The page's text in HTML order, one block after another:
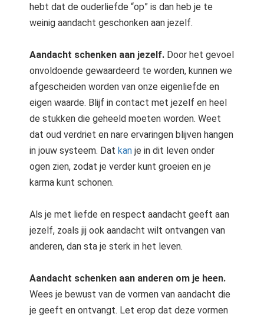
hebt dat de ouderliefde “op” is dan heb je te
weinig aandacht geschonken aan jezelf.
Aandacht schenken aan jezelf. Door het gevoel
onvoldoende gewaardeerd te worden, kunnen we
afgescheiden worden van onze eigenliefde en
eigen waarde. Blijf in contact met jezelf en heel
de stukken die geheeld moeten worden. Weet
dat oud verdriet en nare ervaringen blijven hangen
in jouw systeem. Dat kan je in dit leven onder
ogen zien, zodat je verder kunt groeien en je
karma kunt schonen.
Als je met liefde en respect aandacht geeft aan
jezelf, zoals jij ook aandacht wilt ontvangen van
anderen, dan sta je sterk in het leven.
Aandacht schenken aan anderen om je heen.
Wees je bewust van de vormen van aandacht die
je geeft en ontvangt. Let erop dat deze vormen
website-